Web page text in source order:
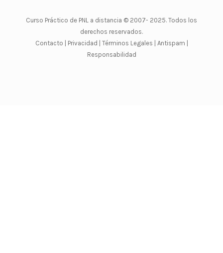
Curso Práctico de PNL a distancia © 2007- 2025. Todos los
derechos reservados.
Contacto | Privacidad | Términos Legales |
Antispam |
Responsabilidad